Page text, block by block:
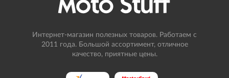
Интернет-магазин полезных товаров. Работаем с
2011 года. Большой ассортимент, отличное
качество, приятные цены.